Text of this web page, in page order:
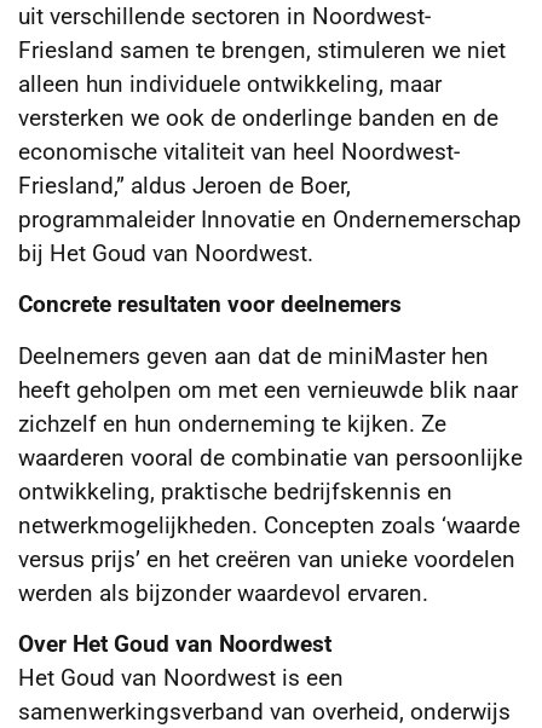
uit verschillende sectoren in Noordwest-
Friesland samen te brengen, stimuleren we niet
alleen hun individuele ontwikkeling, maar
versterken we ook de onderlinge banden en de
economische vitaliteit van heel Noordwest-
Friesland,” aldus Jeroen de Boer,
programmaleider Innovatie en Ondernemerschap
bij Het Goud van Noordwest.
Concrete resultaten voor deelnemers
Deelnemers geven aan dat de miniMaster hen
heeft geholpen om met een vernieuwde blik naar
zichzelf en hun onderneming te kijken. Ze
waarderen vooral de combinatie van persoonlijke
ontwikkeling, praktische bedrijfskennis en
netwerkmogelijkheden. Concepten zoals ‘waarde
versus prijs’ en het creëren van unieke voordelen
werden als bijzonder waardevol ervaren.
Over Het Goud van Noordwest
Het Goud van Noordwest is een
samenwerkingsverband van overheid, onderwijs